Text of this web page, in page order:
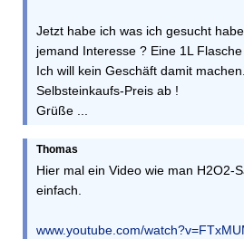
Jetzt habe ich was ich gesucht
jemand Interesse ? Eine 1L
Ich will kein Geschäft damit
Selbsteinkaufs-Preis ab !
Grüße ...
Thomas
Hier mal ein Video wie man H2O2-
einfach.
www.youtube.com/